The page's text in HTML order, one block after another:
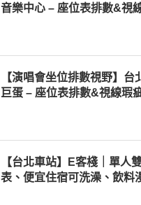
音樂中心 – 座位表排數&視
【演唱會坐位排數視野】
巨蛋 – 座位表排數&視線瑕
【台北車站】E客棧｜單人
表、便宜住宿可洗澡、飲料